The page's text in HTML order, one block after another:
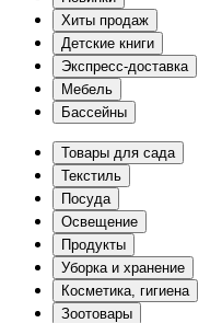
Хиты продаж
Детские книги
Экспресс-доставка
Мебель
Бассейны
Товары для сада
Текстиль
Посуда
Освещение
Продукты
Уборка и хранение
Косметика, гигиена
Зоотовары